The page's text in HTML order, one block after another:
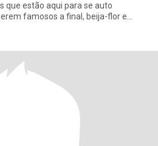
que estão aqui para se auto
famosos a final, beija-flor e